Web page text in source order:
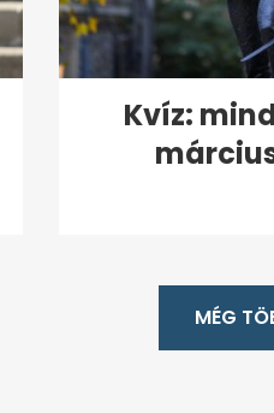
Kvíz:
MÉG